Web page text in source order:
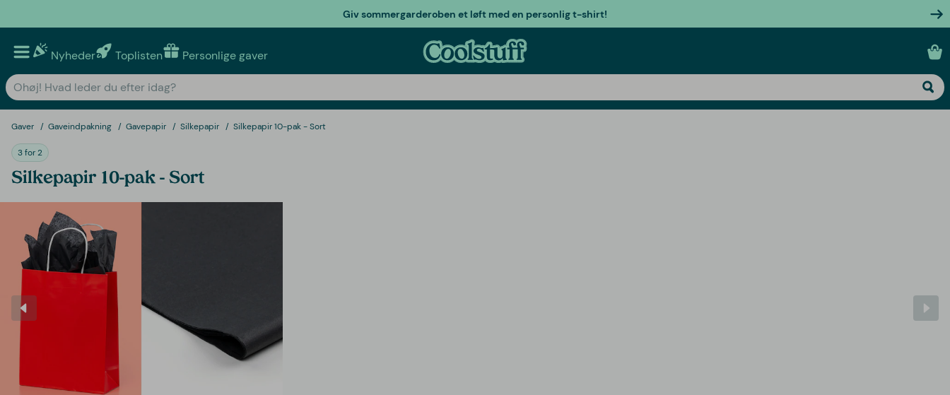
Giv sommergarderoben et løft med en personlig t-shirt!
Nyheder Toplisten Personlige gaver
Gaver Gaveindpakning Gavepapir Silkepapir Silkepapir 10-pak - Sort
3 for 2
Silkepapir 10-pak - Sort